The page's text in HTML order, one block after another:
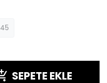
45
SEPETE EKLE